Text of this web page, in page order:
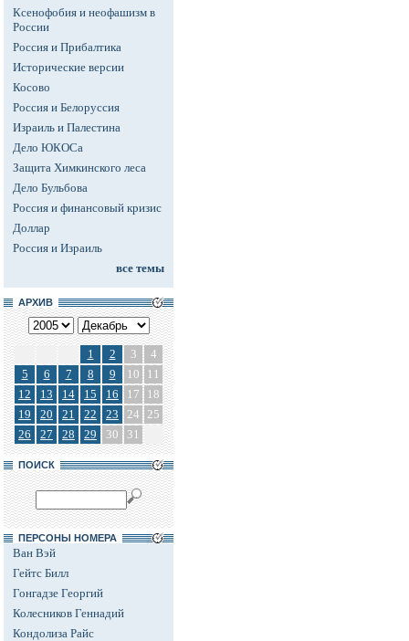
Ксенофобия и неофашизм в
России
Россия и Прибалтика
Исторические версии
Косово
Россия и Белоруссия
Израиль и Палестина
Дело ЮКОСа
Защита Химкинского леса
Дело Бульбова
Россия и финансовый кризис
Доллар
Россия и Израиль
все темы
АРХИВ
1 2 3
4
5
6 7 8 9 10
11
12
13 14 15 16 17
18
19
20 21 22 23 24 25
26
27 28 29 30 31
ПОИСК
ПЕРСОНЫ НОМЕРА
Ван Вэй
Гейтс Билл
Гонгадзе Георгий
Колесников Геннадий
Кондолиза Райс